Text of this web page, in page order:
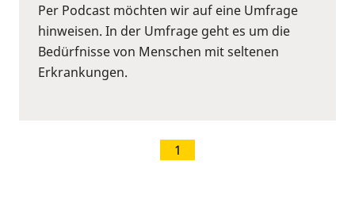
Per Podcast möchten wir auf eine Umfrage
hinweisen. In der Umfrage geht es um die
Bedürfnisse von Menschen mit seltenen
Erkrankungen.
1